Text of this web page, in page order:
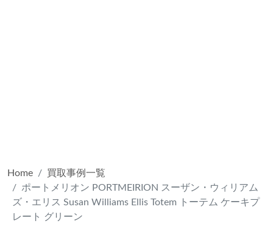
Home
買取事例一覧
ポートメリオン PORTMEIRION スーザン・ウィリアム
ズ・エリス Susan Williams Ellis Totem トーテム ケーキプ
レート グリーン